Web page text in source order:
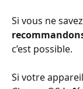
Si vous ne
c’est possible.
Si votre